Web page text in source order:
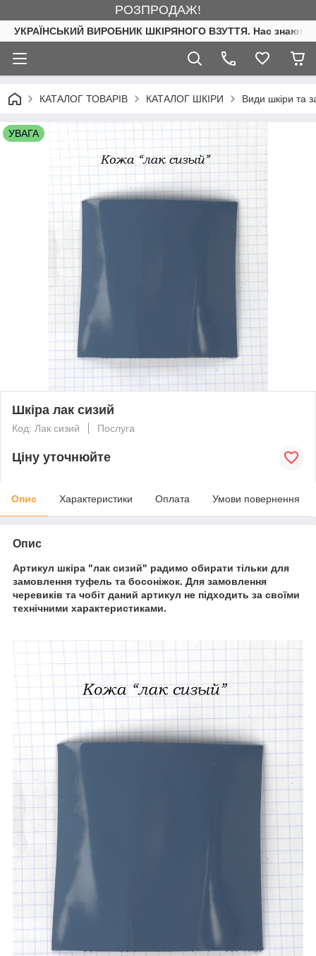
РОЗПРОДАЖ!
УКРАЇНСЬКИЙ ВИРОБНИК ШКІРЯНОГО ВЗУТТЯ. Нас знають.
КАТАЛОГ ТОВАРІВ КАТАЛОГ ШКІРИ Види шкіри та
УВАГА
Шкіра лак сизий
Код: Лак сизий Послуга
Ціну уточнюйте
Опис Характеристики Оплата Умови повернення
Опис
Артикул шкіра "лак сизий" радимо обирати тільки для
замовлення туфель та босоніжок. Для замовлення
черевиків та чобіт даний артикул не підходить за своїми
технічними характеристиками.